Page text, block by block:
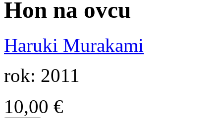
Hon na ovcu
Haruki Murakami
rok: 2011
10,00 €